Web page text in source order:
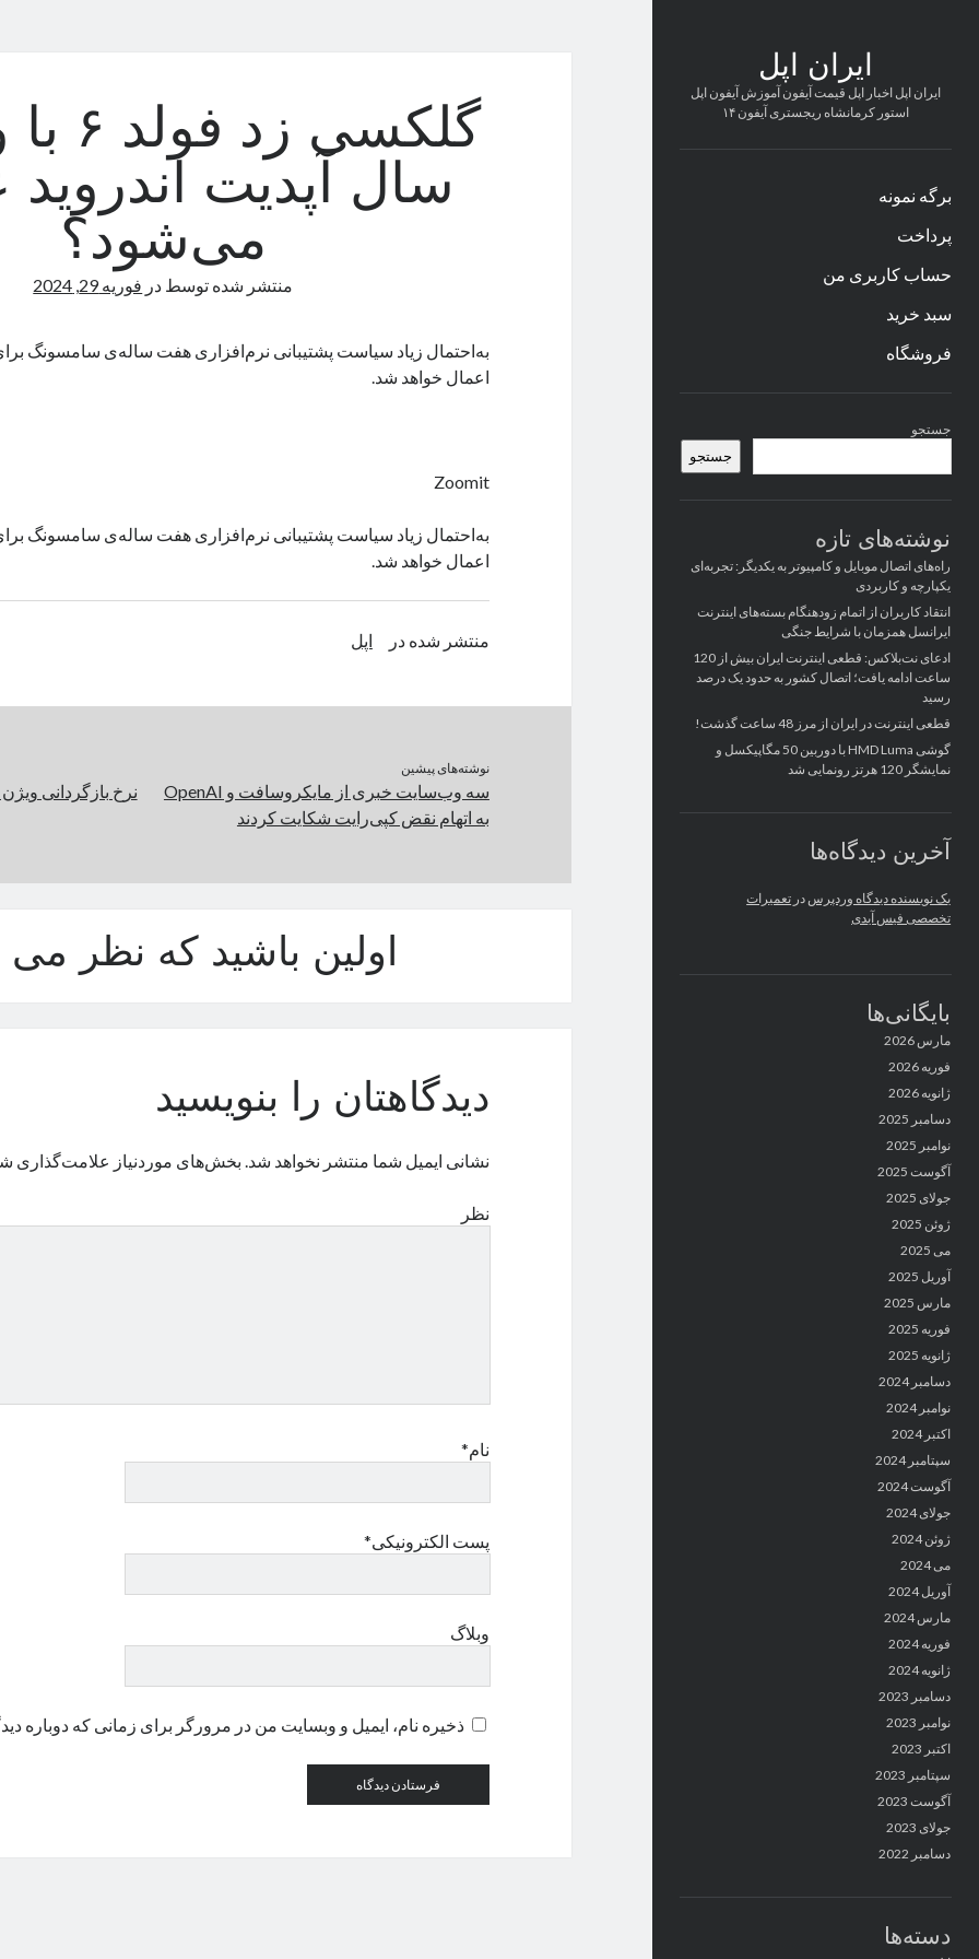
ایران اپل
ایران اپل اخبار اپل قیمت آیفون آموزش آیفون اپل
استور کرمانشاه ریجستری آیفون ۱۴
برگه نمونه
پرداخت
حساب کاربری من
سبد خرید
فروشگاه
کناری
جستجو
جستجو
نوشته‌های تازه
راه‌های اتصال موبایل و کامپیوتر به یکدیگر: تجربه‌ای
یکپارچه و کاربردی
انتقاد کاربران از اتمام زودهنگام بسته‌های اینترنت
ایرانسل همزمان با شرایط جنگی
ادعای نت‌بلاکس: قطعی اینترنت ایران بیش از 120
ساعت ادامه یافت؛ اتصال کشور به حدود یک درصد
رسید
قطعی اینترنت در ایران از مرز 48 ساعت گذشت!
گوشی HMD Luma با دوربین 50 مگاپیکسل و
نمایشگر 120 هرتز رونمایی شد
آخرین دیدگاه‌ها
یک نویسنده دیدگاه وردپرس در تعمیرات
تخصصی فیس آیدی
بایگانی‌ها
مارس 2026
فوریه 2026
ژانویه 2026
دسامبر 2025
نوامبر 2025
آگوست 2025
جولای 2025
ژوئن 2025
می 2025
آوریل 2025
مارس 2025
فوریه 2025
ژانویه 2025
دسامبر 2024
نوامبر 2024
اکتبر 2024
سپتامبر 2024
آگوست 2024
جولای 2024
ژوئن 2024
می 2024
آوریل 2024
مارس 2024
فوریه 2024
ژانویه 2024
دسامبر 2023
نوامبر 2023
اکتبر 2023
سپتامبر 2023
آگوست 2023
جولای 2023
دسامبر 2022
دسته‌ها
سال آپدیت
می‌شود؟
منتشر شده توسط در فوریه 29, 2024
اعمال خواهد شد.
Zoomit
اعمال خواهد شد.
منتشر شده در اپل
نوشته‌های پیشین
سه وب‌سایت خبری از مایکروسافت و OpenAI
به اتهام نقض کپی‌رایت شکایت کردند
نرخ بازگردانی ویژن
اولین باشید که نظر می
دیدگاهتان را بنویسید
نشانی ایمیل شما منتشر نخواهد شد. بخش‌های موردنیاز علامت‌گذاری
نظر
نام*
پست الکترونیکی*
وبلاگ
ذخیره نام، ایمیل و وبسایت من در مرورگر برای زمانی که دوباره